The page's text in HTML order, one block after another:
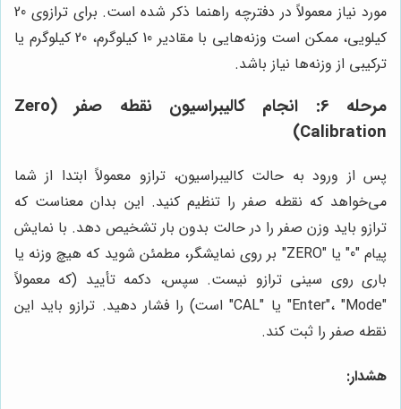
مورد نیاز معمولاً در دفترچه راهنما ذکر شده است. برای ترازوی 20
کیلویی، ممکن است وزنه‌هایی با مقادیر 10 کیلوگرم، 20 کیلوگرم یا
ترکیبی از وزنه‌ها نیاز باشد.
مرحله 6: انجام کالیبراسیون نقطه صفر (Zero
Calibration)
پس از ورود به حالت کالیبراسیون، ترازو معمولاً ابتدا از شما
می‌خواهد که نقطه صفر را تنظیم کنید. این بدان معناست که
ترازو باید وزن صفر را در حالت بدون بار تشخیص دهد. با نمایش
پیام "0" یا "ZERO" بر روی نمایشگر، مطمئن شوید که هیچ وزنه یا
باری روی سینی ترازو نیست. سپس، دکمه تأیید (که معمولاً
"Enter"، "Mode" یا "CAL" است) را فشار دهید. ترازو باید این
نقطه صفر را ثبت کند.
هشدار: